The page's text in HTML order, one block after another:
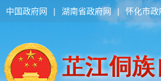
中国政府网 | 湖南省政府网 | 怀化市政